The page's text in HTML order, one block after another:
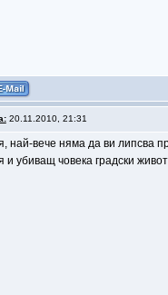
20.11.2010, 21:31
най-вече няма да ви липсва
и убиващ човека градски